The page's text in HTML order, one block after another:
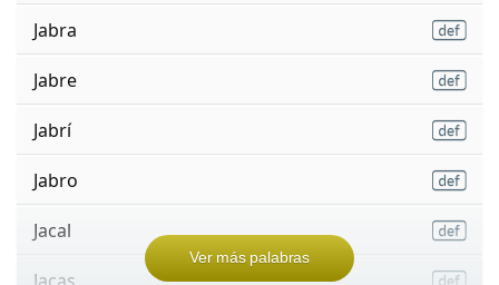
Jabra
Jabre
Jabrí
Jabro
Jacal
Jacas
Ver más palabras